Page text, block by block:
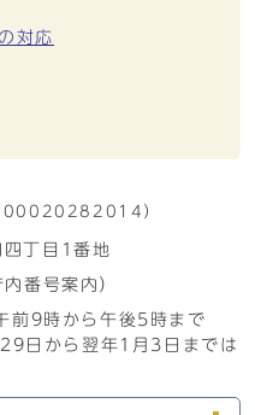
対応
）
丁目1番地
内番号案内）
前9時から午後5時まで
日から翌年1月3日までは